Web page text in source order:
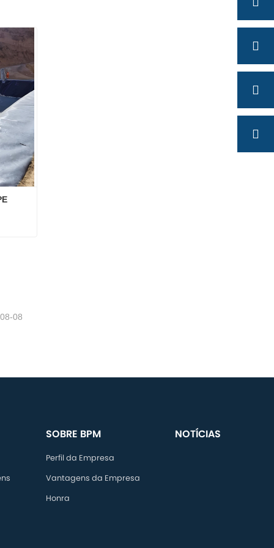
08
SOBRE BPM
Perfil da Empresa
Vantagens da Empresa
Honra
NOTÍCIAS